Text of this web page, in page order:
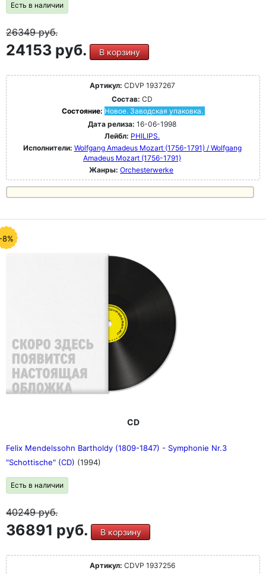
Есть в наличии
26349руб.
24153 руб. В корзину
Артикул: CDVP 1937267
Состав: CD
Состояние: Новое. Заводская упаковка.
Дата релиза: 16-06-1998
Лейбл: PHILIPS.
Исполнители: Wolfgang Amadeus Mozart (1756-1791) / Wolfgang
Amadeus Mozart (1756-1791)
Жанры: Orchesterwerke
8%
CD
Felix Mendelssohn Bartholdy (1809-1847) - Symphonie Nr.3
"Schottische" (CD) (1994)
Есть в наличии
40249руб.
36891 руб. В корзину
Артикул: CDVP 1937256